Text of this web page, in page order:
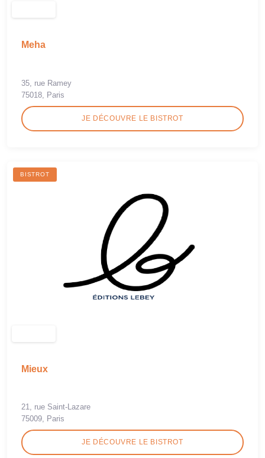
Meha
35, rue Ramey
75018, Paris
JE DÉCOUVRE LE BISTROT
BISTROT
Mieux
21, rue Saint-Lazare
75009, Paris
JE DÉCOUVRE LE BISTROT